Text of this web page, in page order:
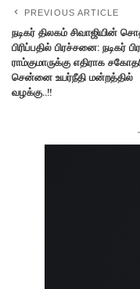
PREVIOUS ARTICLE
நடிகர் திலகம் சிவாஜியின்
பிரிப்பதில் பிரச்சனை: நடிகர்
ராம்குமாருக்கு எதிராக
சென்னை உயர்நீதி மன்றத்தில்
வழக்கு..!!